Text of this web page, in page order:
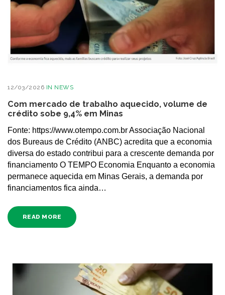
12/03/2026 IN NEWS
Com mercado de trabalho aquecido, volume de
crédito sobe 9,4% em Minas
Fonte: https://www.otempo.com.br Associação Nacional
dos Bureaus de Crédito (ANBC) acredita que a economia
diversa do estado contribui para a crescente demanda por
financiamento O TEMPO Economia Enquanto a economia
permanece aquecida em Minas Gerais, a demanda por
financiamentos fica ainda…
READ MORE